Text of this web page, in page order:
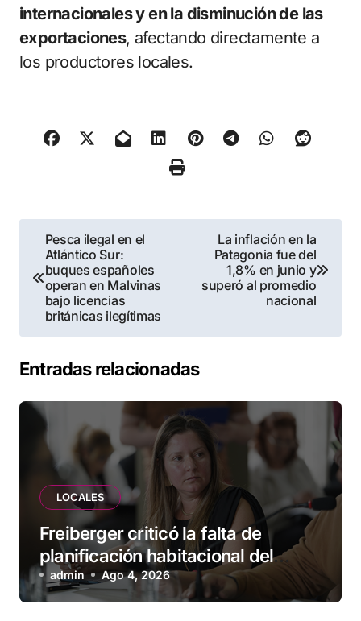
internacionales y en la disminución de las
exportaciones, afectando directamente a
los productores locales.
Navegación
de
entradas
Pesca ilegal en el
Atlántico Sur:
buques españoles
operan en Malvinas
bajo licencias
británicas ilegítimas
La inflación en la
Patagonia fue del
1,8% en junio y
superó al promedio
nacional
Entradas relacionadas
LOCALES
Freiberger criticó la falta de
planificación habitacional del
Municipio: “Vuoto deja afuera a
vecinos que llevan más de 20 años
admin Ago 4, 2026